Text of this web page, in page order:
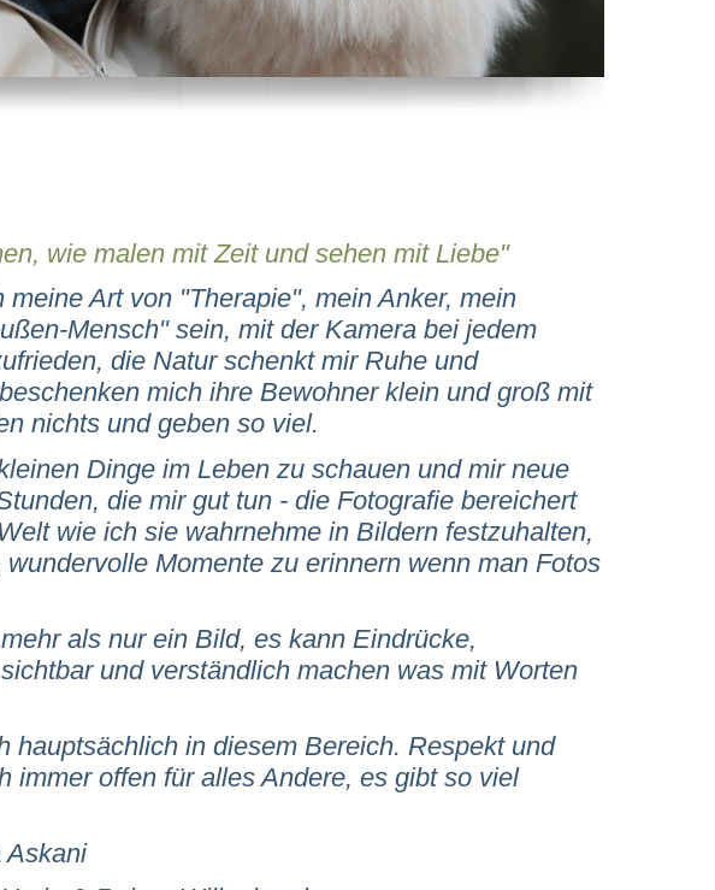
wie malen mit Zeit und sehen mit Liebe"
Art von "Therapie", mein Anker, mein
Mensch" sein, mit der Kamera bei jedem
die Natur schenkt mir Ruhe und
mich ihre Bewohner klein und groß mit
nichts und geben so viel.
Dinge im Leben zu schauen und mir neue
die mir gut tun - die Fotografie bereichert
wie ich sie wahrnehme in Bildern festzuhalten,
Momente zu erinnern wenn man Fotos
als nur ein Bild, es kann Eindrücke,
und verständlich machen was mit Worten
hauptsächlich in diesem Bereich. Respekt und
immer offen für alles Andere, es gibt so viel
Askani